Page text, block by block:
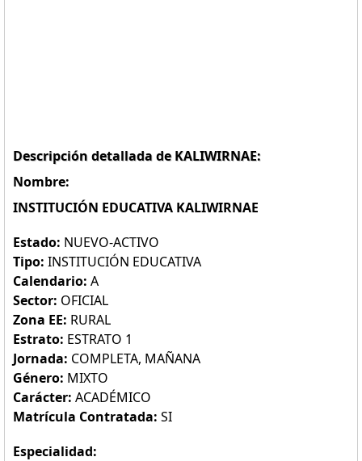
Descripción detallada de KALIWIRNAE:
Nombre:
INSTITUCIÓN EDUCATIVA KALIWIRNAE
Estado: NUEVO-ACTIVO
Tipo: INSTITUCIÓN EDUCATIVA
Calendario: A
Sector: OFICIAL
Zona EE: RURAL
Estrato: ESTRATO 1
Jornada: COMPLETA, MAÑANA
Género: MIXTO
Carácter: ACADÉMICO
Matrícula Contratada: SI
Especialidad: